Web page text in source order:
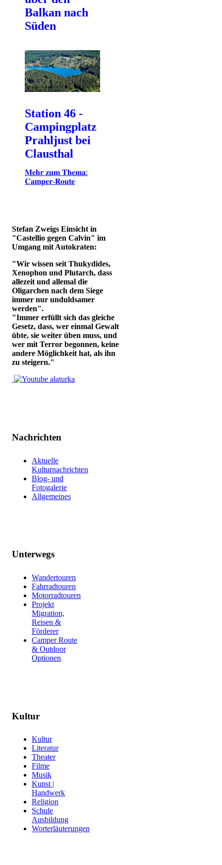
Balkan nach
Süden
Station 46 -
Campingplatz
Prahljust bei
Clausthal
𝐌𝐞𝐡𝐫 𝐳𝐮𝐦 𝐓𝐡𝐞𝐦𝐚:
𝐂𝐚𝐦𝐩𝐞𝐫-𝐑𝐨𝐮𝐭𝐞
Stefan Zweigs Einsicht in
"Castellio gegen Calvin" im
Umgang mit Autokraten:
"Wir wissen seit Thukydides,
Xenophon und Plutarch, dass
allezeit und allemal die
Oligarchen nach dem Siege
immer nur unduldsamer
werden".
"Immer erfüllt sich das gleiche
Gesetz, dass, wer einmal Gewalt
übte, sie weiter üben muss, und
wer mit Terror begonnen, keine
andere Möglichkeit hat, als ihn
zu steigern."
Nachrichten
Aktuelle
Kulturnachrichten
Blog- und
Fotogalerie
Allgemeines
Unterwegs
Wandertouren
Fahrradtouren
Motorradtouren
Projekt
Migration,
Reisen &
Förderer
Camper Route
& Outdoor
Optionen
Kultur
Kultur
Literatur
Theater
Filme
Musik
Kunst |
Handwerk
Religion
Schule
Ausbildung
Worterläuterungen